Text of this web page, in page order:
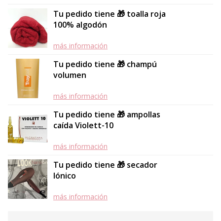
Tu pedido tiene 🎁 toalla roja
100% algodón
más información
Tu pedido tiene 🎁 champú
volumen
más información
Tu pedido tiene 🎁 ampollas
caída Violett-10
más información
Tu pedido tiene 🎁 secador
Iónico
más información